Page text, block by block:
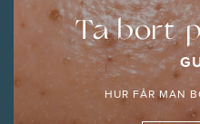
Ta bort
HUR FÅR MAN